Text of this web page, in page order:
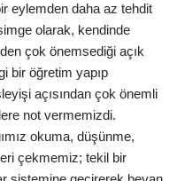
eylemden daha az tehdit
olarak, kendinde
çok önemsediği açık
bir öğretim yapıp
açısından çok önemli
not vermemizdi.
okuma, düşünme,
çekmemiz; tekil bir